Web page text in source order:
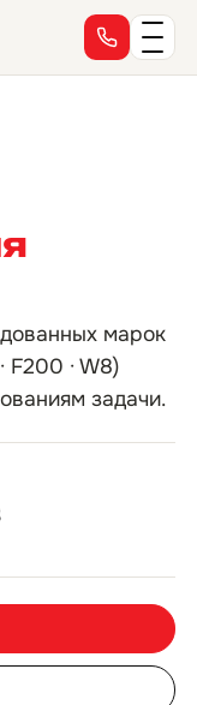
марок
F200 · W8)
задачи.